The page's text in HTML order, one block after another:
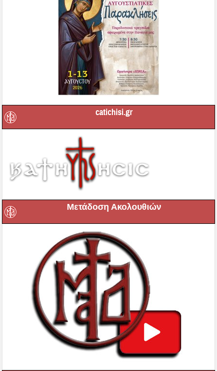
catichisi.gr
Μετάδοση Ακολουθιών